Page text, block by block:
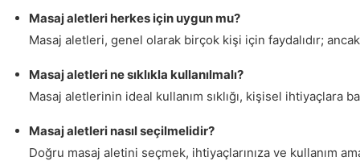
Masaj aletleri herkes için uygun mu?
Masaj aletleri, genel olarak birçok kişi için faydalıdır;
Masaj aletleri ne sıklıkla kullanılmalı?
Masaj aletlerinin ideal kullanım sıklığı, kişisel ihtiyaçlara
Masaj aletleri nasıl seçilmelidir?
Doğru masaj aletini seçmek, ihtiyaçlarınıza ve kullanım